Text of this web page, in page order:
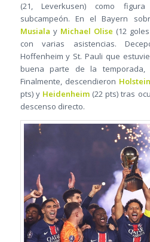
(21, Leverkusen) como
subcampeón. En el Bayern
Musiala y Michael Olise (12
con varias asistencias.
Hoffenheim y St. Pauli que
buena parte de la temporada,
Finalmente, descendieron
pts) y Heidenheim(22 pts) tras
descenso directo.